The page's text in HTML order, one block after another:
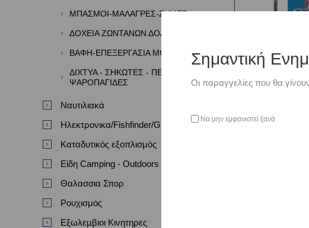
ΜΠΑΣΜΟΙ-ΜΑΛΑΓΡΕΣ-ΖΥΜΕΣ
ΔΟΧΕΙΑ ΖΩΝΤΑΝΩΝ ΔΟΛΩΜΑΤΩΝ
ΒΑΦΗ-ΕΠΕΞΕΡΓΑΣΙΑ ΜΟΛΥΒΙΩΝ
ΔΙΧΤΥΑ - ΣΗΚΩΤΕΣ - ΠΕΖΟΒΟΛΑ -
ΨΑΡΟΠΑΓΙΔΕΣ
Ναυτιλιακά
Ηλεκτρονικα/Fishfinder/GPS/VHF
Καταδυτικός εξοπλισμός
Είδη Camping - Outdoors
Θαλασσια Σπορ
Ρουχισμός
Εξωλεμβιοι Κινητηρες
Σημαντική
Οι παραγγελίες που θα
Να μην εμφανιστεί ξανά